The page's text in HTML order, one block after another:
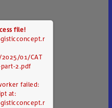
file!
01/CAT
part-2.pdf
failed:
at: